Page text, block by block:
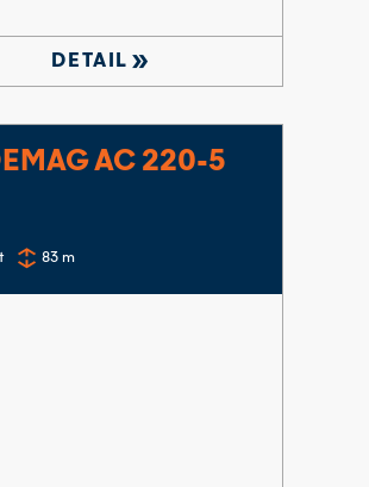
DETAIL double_arrow
AC 220-5
t 83m